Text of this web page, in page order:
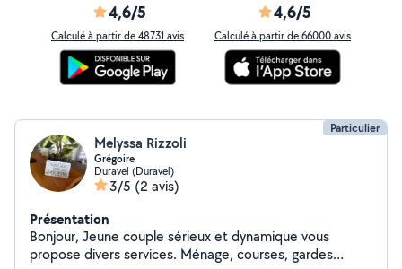
4,6/5
Calculé à partir de 48731 avis
4,6/5
Calculé à partir de 66000 avis
Particulier
Melyssa Rizzoli
Grégoire
Duravel (Duravel)
3/5 (2 avis)
Présentation
Bonjour, Jeune couple sérieux et dynamique vous
propose divers services. Ménage, courses, gardes